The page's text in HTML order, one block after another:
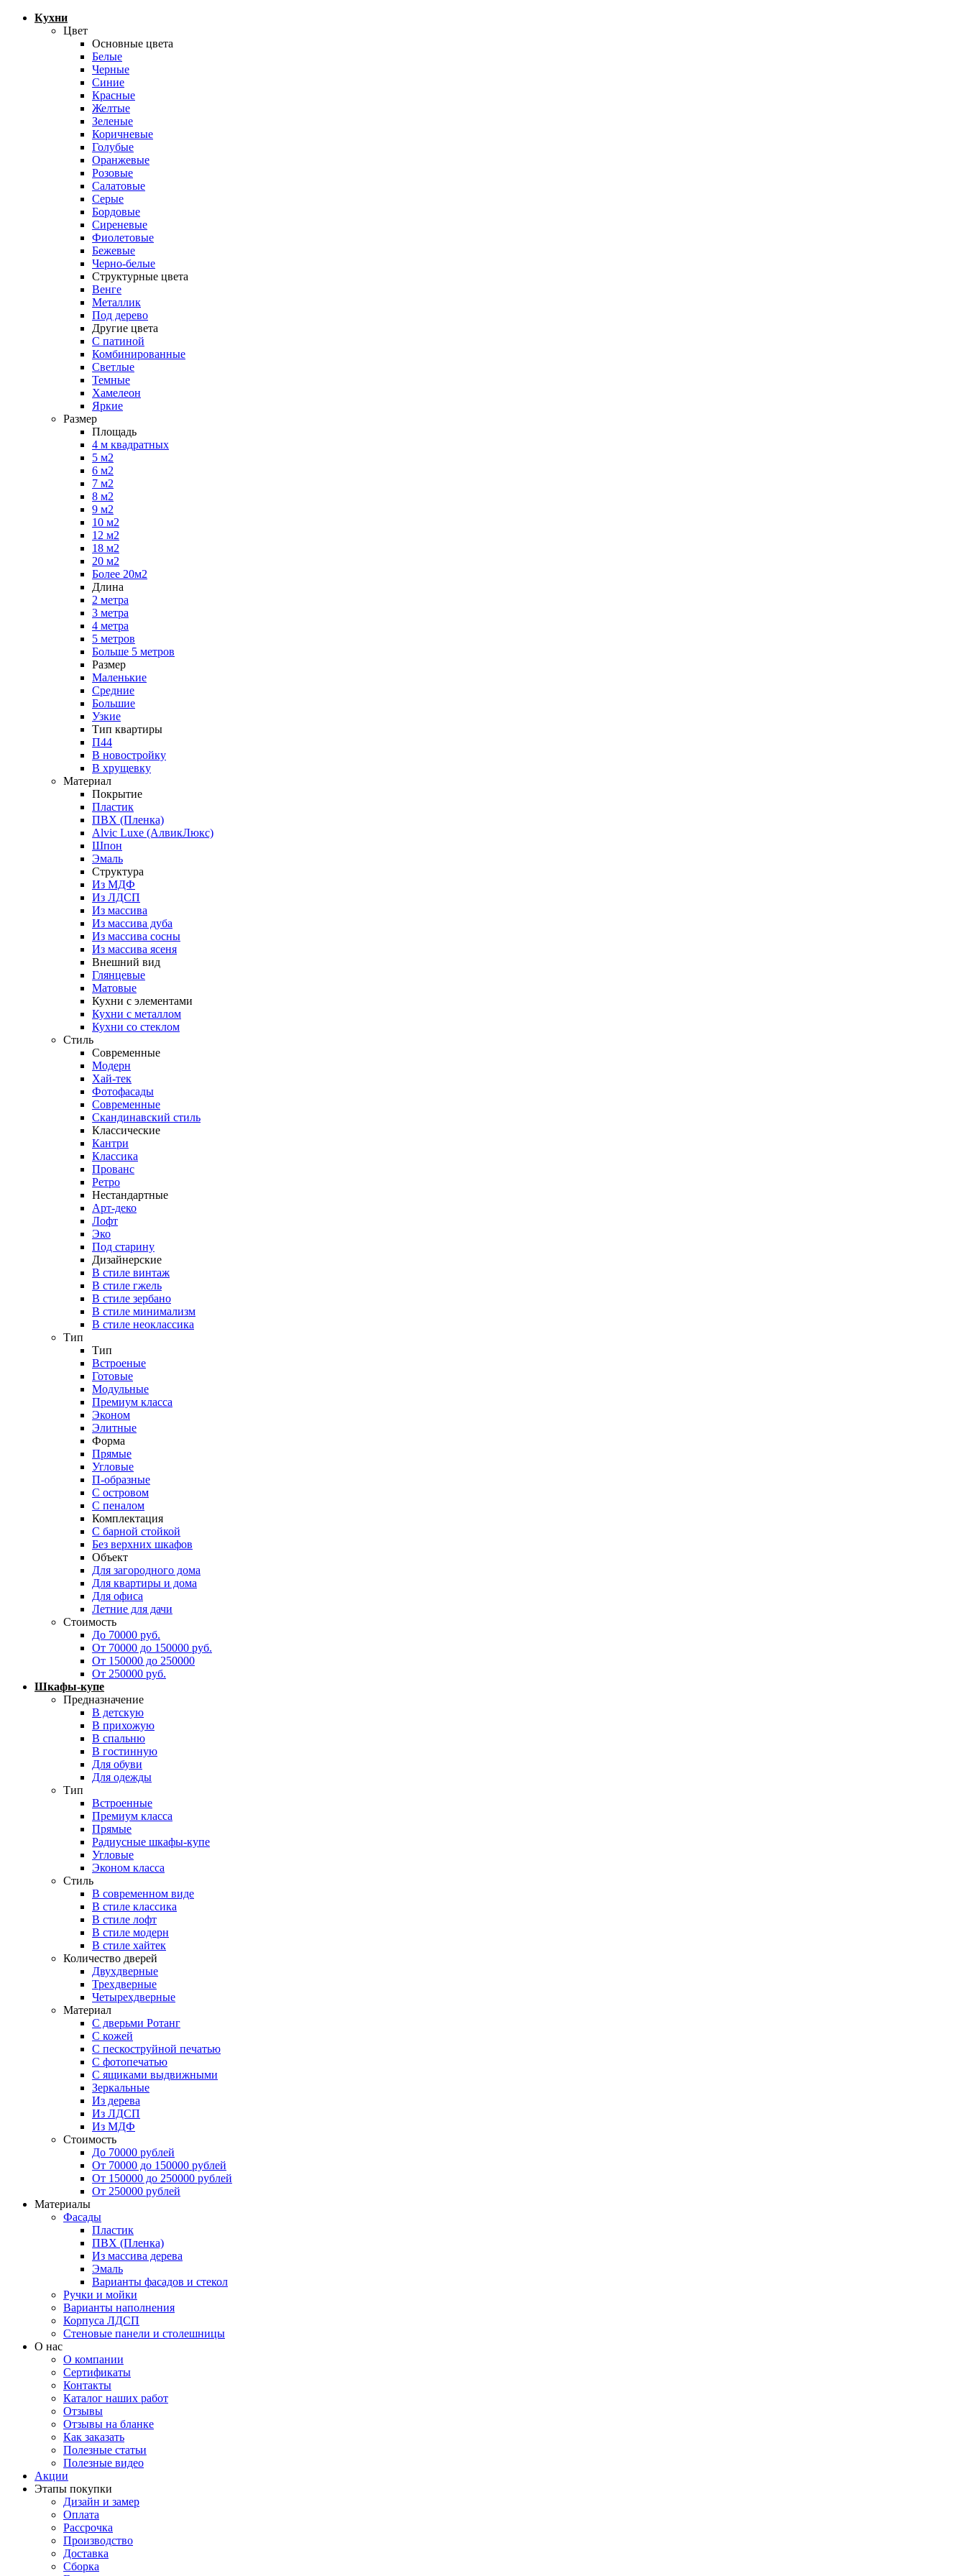
Кухни
Цвет
Основные цвета
Белые
Черные
Синие
Красные
Желтые
Зеленые
Коричневые
Голубые
Оранжевые
Розовые
Салатовые
Серые
Бордовые
Сиреневые
Фиолетовые
Бежевые
Черно-белые
Структурные цвета
Венге
Металлик
Под дерево
Другие цвета
С патиной
Комбинированные
Светлые
Темные
Хамелеон
Яркие
Размер
Площадь
4 м квадратных
5 м2
6 м2
7 м2
8 м2
9 м2
10 м2
12 м2
18 м2
20 м2
Более 20м2
Длина
2 метра
3 метра
4 метра
5 метров
Больше 5 метров
Размер
Маленькие
Средние
Большие
Узкие
Тип квартиры
П44
В новостройку
В хрущевку
Материал
Покрытие
Пластик
ПВХ (Пленка)
Alvic Luxe (АлвикЛюкс)
Шпон
Эмаль
Структура
Из МДФ
Из ЛДСП
Из массива
Из массива дуба
Из массива сосны
Из массива ясеня
Внешний вид
Глянцевые
Матовые
Кухни с элементами
Кухни с металлом
Кухни со стеклом
Стиль
Современные
Модерн
Хай-тек
Фотофасады
Современные
Скандинавский стиль
Классические
Кантри
Классика
Прованс
Ретро
Нестандартные
Арт-деко
Лофт
Эко
Под старину
Дизайнерские
В стиле винтаж
В стиле гжель
В стиле зербано
В стиле минимализм
В стиле неоклассика
Тип
Тип
Встроеные
Готовые
Модульные
Премиум класса
Эконом
Элитные
Форма
Прямые
Угловые
П-образные
С островом
С пеналом
Комплектация
C барной стойкой
Без верхних шкафов
Объект
Для загородного дома
Для квартиры и дома
Для офиса
Летние для дачи
Стоимость
До 70000 руб.
От 70000 до 150000 руб.
От 150000 до 250000
От 250000 руб.
Шкафы-купе
Предназначение
В детскую
В прихожую
В спальню
В гостинную
Для обуви
Для одежды
Тип
Встроенные
Премиум класса
Прямые
Радиусные шкафы-купе
Угловые
Эконом класса
Стиль
В современном виде
В стиле классика
В стиле лофт
В стиле модерн
В стиле хайтек
Количество дверей
Двухдверные
Трехдверные
Четырехдверные
Материал
C дверьми Ротанг
C кожей
C пескоструйной печатью
C фотопечатью
C ящиками выдвижными
Зеркальные
Из дерева
Из ЛДСП
Из МДФ
Стоимость
До 70000 рублей
От 70000 до 150000 рублей
От 150000 до 250000 рублей
От 250000 рублей
Материалы
Фасады
Пластик
ПВХ (Пленка)
Из массива дерева
Эмаль
Варианты фасадов и стекол
Ручки и мойки
Варианты наполнения
Корпуса ЛДСП
Стеновые панели и столешницы
О нас
О компании
Сертификаты
Контакты
Каталог наших работ
Отзывы
Отзывы на бланке
Как заказать
Полезные статьи
Полезные видео
Акции
Этапы покупки
Дизайн и замер
Оплата
Рассрочка
Производство
Доставка
Сборка